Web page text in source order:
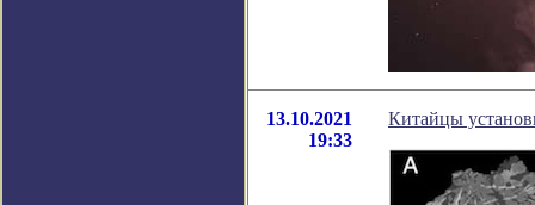
13.10.2021
19:33
Китайцы